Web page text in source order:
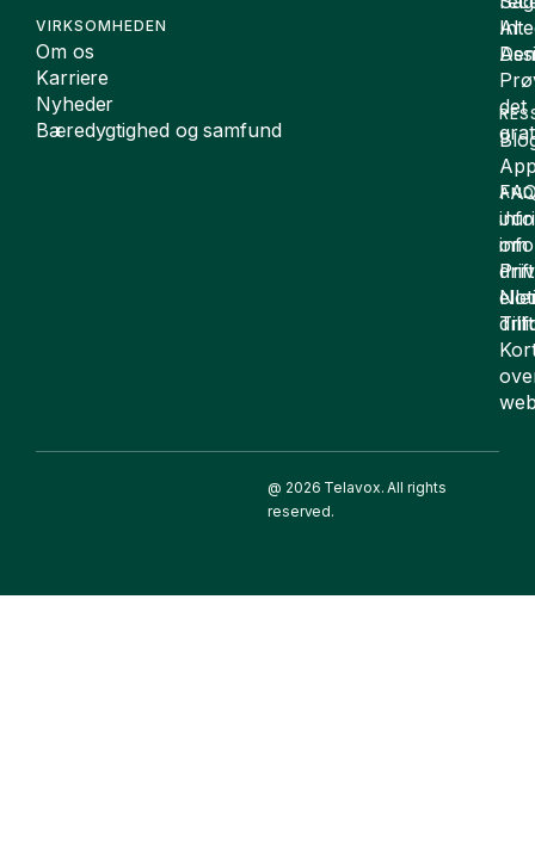
VIRKSOMHEDEN
Om os
Karriere
Nyheder
Bæredygtighed og samfund
om
drift
AI
det
@ 2026 Telavox. All rights
reserved.